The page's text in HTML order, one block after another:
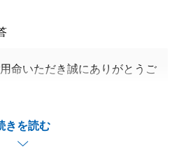
きを読む
命いただき誠にありがとうご
相談などありましたらお気軽